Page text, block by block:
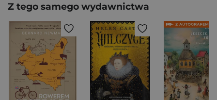
Z tego samego wydawnictwa